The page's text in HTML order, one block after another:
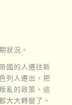
狀況。
國的人遷往新
列人遷出，把
亂的政策。這
大大轉變了。